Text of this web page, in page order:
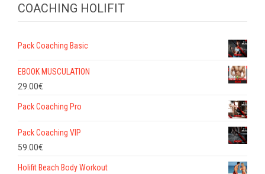
COACHING HOLIFIT
Pack Coaching Basic
EBOOK MUSCULATION
29.00€
Pack Coaching Pro
Pack Coaching VIP
59.00€
Holifit Beach Body Workout